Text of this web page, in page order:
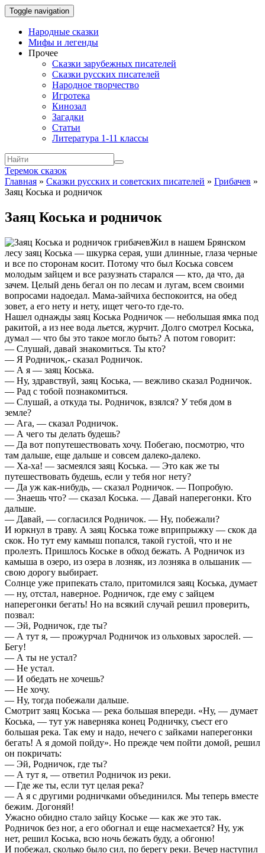
Toggle navigation
Народные сказки
Мифы и легенды
Прочее
Сказки зарубежных писателей
Сказки русских писателей
Народное творчество
Игротека
Кинозал
Загадки
Статьи
Литература 1-11 классы
Теремок сказок
Главная » Сказки русских и советских писателей » Грибачев »
Заяц Коська и родничок
Заяц Коська и родничок
Жил в нашем Брянском
лесу заяц Коська — шкурка серая, уши длинные, глаза черные
и все по сторонам косит. Потому что был Коська совсем
молодым зайцем и все разузнать старался — кто, да что, да
зачем. Целый день бегал он по лесам и лугам, всем своими
вопросами надоедал. Мама-зайчиха беспокоится, на обед
зовет, а его нету и нету, ищет чего-то где-то.
Нашел однажды заяц Коська Родничок — небольшая ямка под
ракитой, а из нее вода льется, журчит. Долго смотрел Коська,
думал — что бы это такое могло быть? А потом говорит:
— Слушай, давай знакомиться. Ты кто?
— Я Родничок,- сказал Родничок.
— А я — заяц Коська.
— Ну, здравствуй, заяц Коська, — вежливо сказал Родничок.
— Рад с тобой познакомиться.
— Слушай, а откуда ты. Родничок, взялся? У тебя дом в
земле?
— Ага, — сказал Родничок.
— А чего ты делать будешь?
— Да вот попутешествовать хочу. Побегаю, посмотрю, что
там дальше, еще дальше и совсем далеко-далеко.
— Ха-ха! — засмеялся заяц Коська. — Это как же ты
путешествовать будешь, если у тебя ног нету?
— Да уж как-нибудь, — сказал Родничок. — Попробую.
— Знаешь что? — сказал Коська. — Давай наперегонки. Кто
дальше.
— Давай, — согласился Родничок. — Ну, побежали?
И юркнул в траву. А заяц Коська тоже вприпрыжку — скок да
скок. Но тут ему камыш попался, такой густой, что и не
пролезть. Пришлось Коське в обход бежать. А Родничок из
камыша в озеро, из озера в лозняк, из лозняка в ольшаник —
свою дорогу выбирает.
Солнце уже припекать стало, притомился заяц Коська, думает
— ну, отстал, наверное. Родничок, где ему с зайцем
наперегонки бегать! Но на всякий случай решил проверить,
позвал:
— Эй, Родничок, где ты?
— А тут я, — прожурчал Родничок из ольховых зарослей. —
Бегу!
— А ты не устал?
— Не устал.
— И обедать не хочешь?
— Не хочу.
— Ну, тогда побежали дальше.
Смотрит заяц Коська — река большая впереди. «Ну, — думает
Коська, — тут уж наверняка конец Родничку, съест его
большая река. Так ему и надо, нечего с зайками наперегонки
бегать! А я домой пойду». Но прежде чем пойти домой, решил
он покричать:
— Эй, Родничок, где ты?
— А тут я, — ответил Родничок из реки.
— Где же ты, если тут целая река?
— А я с другими родничками объединился. Мы теперь вместе
бежим. Догоняй!
Ужасно обидно стало зайцу Коське — как же это так.
Родничок без ног, а его обогнал и еще насмехается? Ну, уж
нет, решил Коська, всю ночь бежать буду, а обгоню!
И побежал, сколько было сил, по берегу реки. Вечер наступил